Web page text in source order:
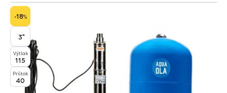
do
-18%
3"
Výtlak
115
Průtok
40